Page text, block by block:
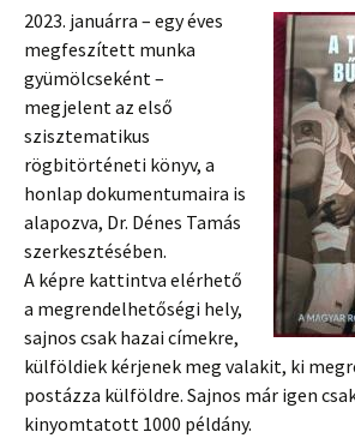
2023. januárra – egy éves
megfeszített munka
gyümölcseként –
megjelent az első
szisztematikus
rögbitörténeti könyv, a
honlap dokumentumaira is
alapozva, Dr. Dénes Tamás
szerkesztésében.
A képre kattintva elérhető
a megrendelhetőségi hely,
sajnos csak hazai címekre,
külföldiek kérjenek meg valakit, ki
postázza külföldre. Sajnos már igen
kinyomtatott 1000 példány.